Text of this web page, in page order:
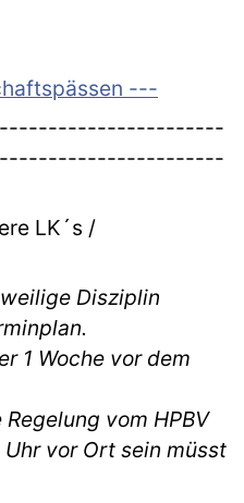
---
LK´s /
Disziplin
1 Woche vor dem
vom HPBV
Uhr vor Ort sein müsst